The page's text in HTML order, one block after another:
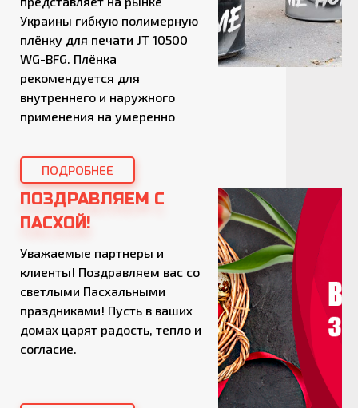
Украины гибкую полимерную
плёнку для печати JT 10500
WG-BFG. Плёнка
рекомендуется для
внутреннего и наружного
применения на умеренно
поверхностях, обеспечивает
яркие результаты печати и
превосходное нанесение.
Преимущества плёнок JT
10500 WG-BFG: Используется
на составных кривых и на
умеренно вогнутых и
выпуклых поверхностях
Яркие цвета печати даже
после […]
ПОДРОБНЕЕ
ПОЗДРАВЛЯЕМ С
ПАСХОЙ!
Уважаемые партнеры и
клиенты! Поздравляем вас со
светлыми Пасхальными
праздниками! Пусть в ваших
домах царят радость, тепло и
согласие.